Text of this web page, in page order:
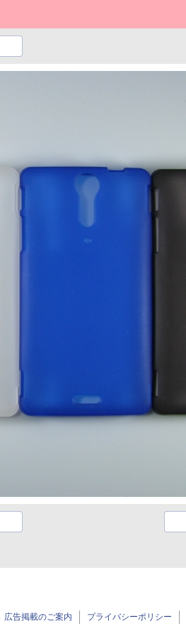
広告掲載のご案内 プライバシーポリシー